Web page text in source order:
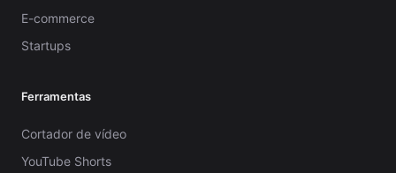
E-commerce
Startups
Ferramentas
Cortador de vídeo
YouTube Shorts